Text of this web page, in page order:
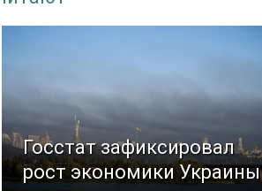
Госстат зафиксировал
рост экономики Украины